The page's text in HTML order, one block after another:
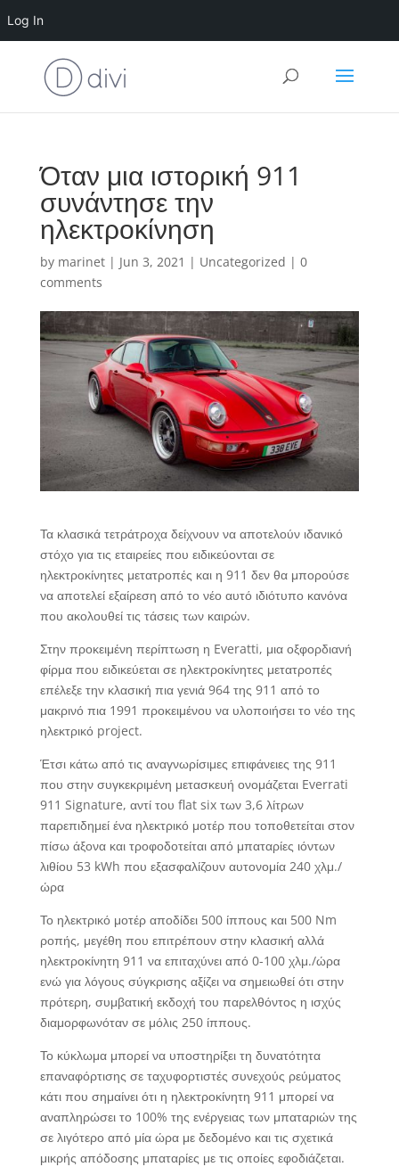
Log In
Όταν μια ιστορική 911
συνάντησε την
ηλεκτροκίνηση
by marinet| Jun 3, 2021 | Uncategorized | 0
comments
Τα κλασικά τετράτροχα δείχνουν να αποτελούν ιδανικό
στόχο για τις εταιρείες που ειδικεύονται σε
ηλεκτροκίνητες μετατροπές και η 911 δεν θα μπορούσε
να αποτελεί εξαίρεση από το νέο αυτό ιδιότυπο κανόνα
που ακολουθεί τις τάσεις των καιρών.
Στην προκειμένη περίπτωση η Everatti, μια οξφορδιανή
φίρμα που ειδικεύεται σε ηλεκτροκίνητες μετατροπές
επέλεξε την κλασική πια γενιά 964 της 911 από το
μακρινό πια 1991 προκειμένου να υλοποιήσει το νέο της
ηλεκτρικό project.
Έτσι κάτω από τις αναγνωρίσιμες επιφάνειες της 911
που στην συγκεκριμένη μετασκευή ονομάζεται Everrati
911 Signature, αντί του flat six των 3,6 λίτρων
παρεπιδημεί ένα ηλεκτρικό μοτέρ που τοποθετείται στον
πίσω άξονα και τροφοδοτείται από μπαταρίες ιόντων
λιθίου 53 kWh που εξασφαλίζουν αυτονομία 240 χλμ./
ώρα
Το ηλεκτρικό μοτέρ αποδίδει 500 ίππους και 500 Nm
ροπής, μεγέθη που επιτρέπουν στην κλασική αλλά
ηλεκτροκίνητη 911 να επιταχύνει από 0-100 χλμ./ώρα
ενώ για λόγους σύγκρισης αξίζει να σημειωθεί ότι στην
πρότερη, συμβατική εκδοχή του παρελθόντος η ισχύς
διαμορφωνόταν σε μόλις 250 ίππους.
Το κύκλωμα μπορεί να υποστηρίξει τη δυνατότητα
επαναφόρτισης σε ταχυφορτιστές συνεχούς ρεύματος
κάτι που σημαίνει ότι η ηλεκτροκίνητη 911 μπορεί να
αναπληρώσει το 100% της ενέργειας των μπαταριών της
σε λιγότερο από μία ώρα με δεδομένο και τις σχετικά
μικρής απόδοσης μπαταρίες με τις οποίες εφοδιάζεται.